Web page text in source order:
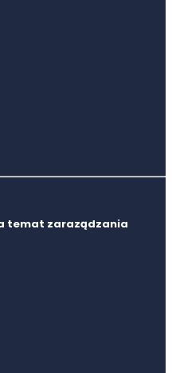
temat zaraządzania